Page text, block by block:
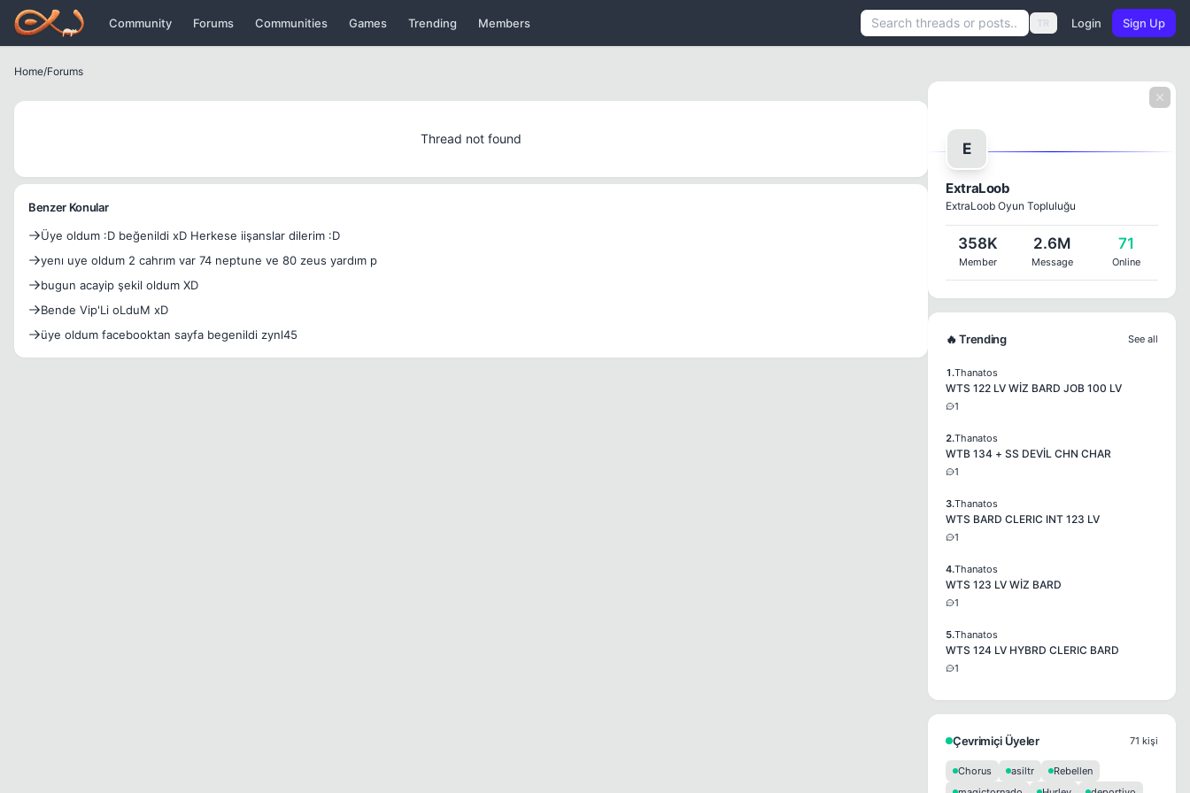
Icerige atla
Community Forums Communities Games Trending Members TR Login Sign Up
Home/Forums
Thread not found
Benzer Konular
Üye oldum :D beğenildi xD Herkese iişanslar dilerim :D
yenı uye oldum 2 cahrım var 74 neptune ve 80 zeus yardım p
bugun acayip şekil oldum XD
Bende Vip'Li oLduM xD
üye oldum facebooktan sayfa begenildi zynl45
E
ExtraLoob
ExtraLoob Oyun Topluluğu
358K
Member
2.6M
Message
71
Online
🔥 Trending See all
1.Thanatos
WTS 122 LV WİZ BARD JOB 100 LV
1
2.Thanatos
WTB 134 + SS DEVİL CHN CHAR
1
3.Thanatos
WTS BARD CLERIC INT 123 LV
1
4.Thanatos
WTS 123 LV WİZ BARD
1
5.Thanatos
WTS 124 LV HYBRD CLERIC BARD
1
Çevrimiçi Üyeler 71 kişi
Chorus asiltr
Rebellen